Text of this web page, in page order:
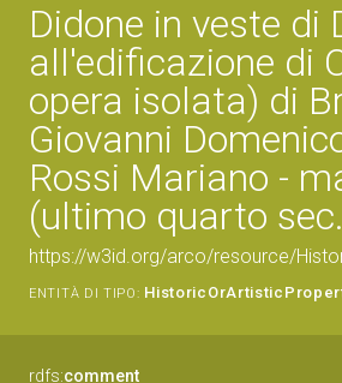
Didone in veste di
all'edificazione di
opera isolata) di
Giovanni
Rossi Mariano -
(ultimo quarto
https://w3id.org/arco/resource/
ENTITÀ DI TIPO:
rdfs:comment